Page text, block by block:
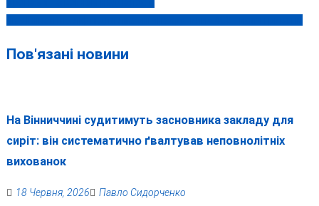
записів
Пов'язані новини
На Вінниччині судитимуть засновника закладу для
сиріт: він систематично ґвалтував неповнолітніх
вихованок
18 Червня, 2026 Павло Сидорченко